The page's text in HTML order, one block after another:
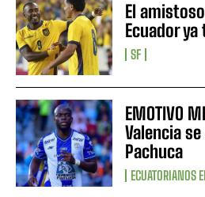
El
Ecuador
SF
EMOTIVO
Valencia
Pachuca
ECUATORIANOS